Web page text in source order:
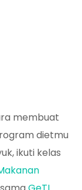
membuat
dietmu
ikuti kelas